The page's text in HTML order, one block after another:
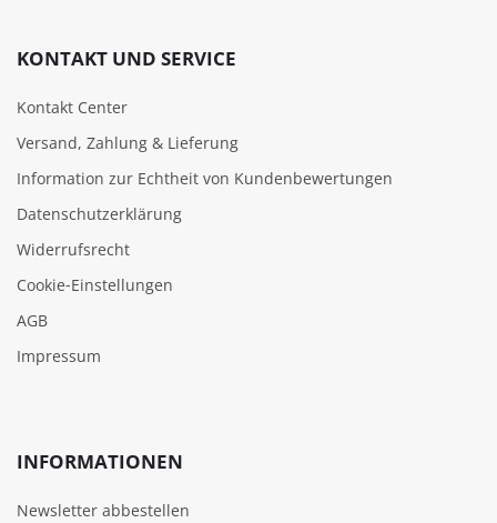
KONTAKT UND SERVICE
Kontakt Center
Versand, Zahlung & Lieferung
Information zur Echtheit von Kundenbewertungen
Datenschutzerklärung
Widerrufsrecht
Cookie‑Einstellungen
AGB
Impressum
INFORMATIONEN
Newsletter abbestellen